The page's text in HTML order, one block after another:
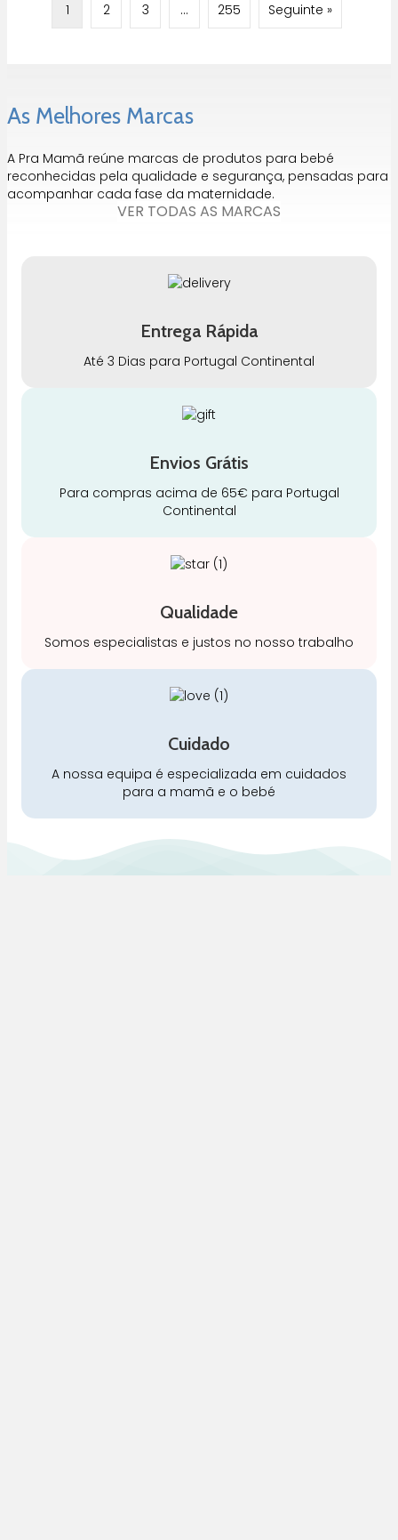
1 2 3 … 255 Seguinte »
As Melhores Marcas
A Pra Mamã reúne marcas de produtos para bebé
reconhecidas pela qualidade e segurança, pensadas para
acompanhar cada fase da maternidade.
VER TODAS AS MARCAS
Entrega Rápida
Até 3 Dias para Portugal Continental
Envios Grátis
Para compras acima de 65€ para Portugal
Continental
Qualidade
Somos especialistas e justos no nosso trabalho
Cuidado
A nossa equipa é especializada em cuidados
para a mamã e o bebé